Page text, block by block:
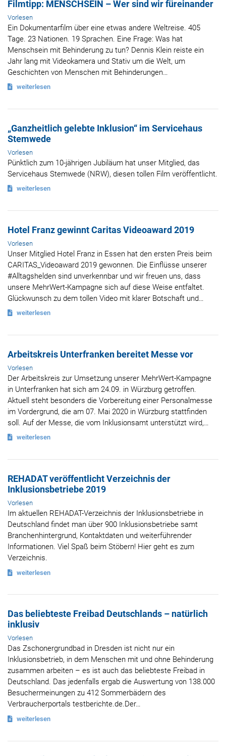
Filmtipp: MENSCHSEIN – Wer sind wir füreinander
Vorlesen
Ein Dokumentarfilm über eine etwas andere Weltreise. 405
Tage. 23 Nationen. 19 Sprachen. Eine Frage: Was hat
Menschsein mit Behinderung zu tun? Dennis Klein reiste ein
Jahr lang mit Videokamera und Stativ um die Welt, um
Geschichten von Menschen mit Behinderungen…
weiterlesen
„Ganzheitlich gelebte Inklusion“ im Servicehaus
Stemwede
Vorlesen
Pünktlich zum 10-jährigen Jubiläum hat unser Mitglied, das
Servicehaus Stemwede (NRW), diesen tollen Film veröffentlicht.
weiterlesen
Hotel Franz gewinnt Caritas Videoaward 2019
Vorlesen
Unser Mitglied Hotel Franz in Essen hat den ersten Preis beim
CARITAS_Videoaward 2019 gewonnen. Die Einflüsse unserer
#Alltagshelden sind unverkennbar und wir freuen uns, dass
unsere MehrWert-Kampagne sich auf diese Weise entfaltet.
Glückwunsch zu dem tollen Video mit klarer Botschaft und…
weiterlesen
Arbeitskreis Unterfranken bereitet Messe vor
Vorlesen
Der Arbeitskreis zur Umsetzung unserer MehrWert-Kampagne
in Unterfranken hat sich am 24.09. in Würzburg getroffen.
Aktuell steht besonders die Vorbereitung einer Personalmesse
im Vordergrund, die am 07. Mai 2020 in Würzburg stattfinden
soll. Auf der Messe, die vom Inklusionsamt unterstützt wird,…
weiterlesen
REHADAT veröffentlicht Verzeichnis der
Inklusionsbetriebe 2019
Vorlesen
Im aktuellen REHADAT-Verzeichnis der Inklusionsbetriebe in
Deutschland findet man über 900 Inklusionsbetriebe samt
Branchenhintergrund, Kontaktdaten und weiterführender
Informationen. Viel Spaß beim Stöbern! Hier geht es zum
Verzeichnis.
weiterlesen
Das beliebteste Freibad Deutschlands – natürlich
inklusiv
Vorlesen
Das Zschonergrundbad in Dresden ist nicht nur ein
Inklusionsbetrieb, in dem Menschen mit und ohne Behinderung
zusammen arbeiten – es ist auch das beliebteste Freibad in
Deutschland. Das jedenfalls ergab die Auswertung von 138.000
Besuchermeinungen zu 412 Sommerbädern des
Verbraucherportals testberichte.de.Der…
weiterlesen